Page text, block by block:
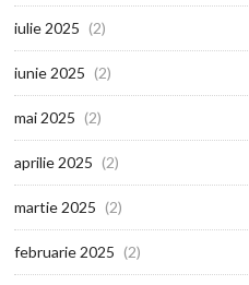
iulie 2025 (2)
iunie 2025 (2)
mai 2025 (2)
aprilie 2025 (2)
martie 2025 (2)
februarie 2025 (2)